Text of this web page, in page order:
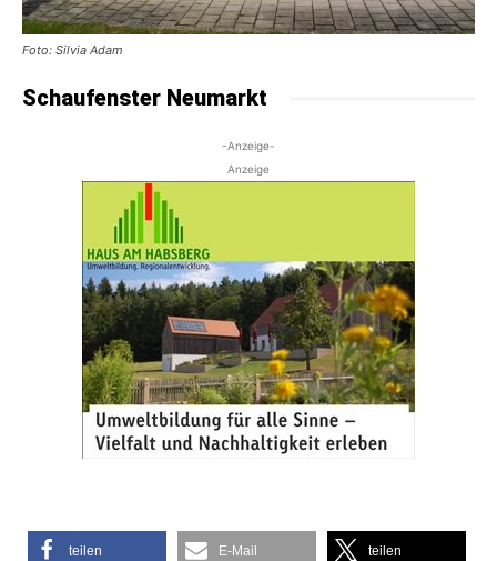
Foto: Silvia Adam
Schaufenster Neumarkt
-Anzeige-
Anzeige
teilen E-Mail teilen